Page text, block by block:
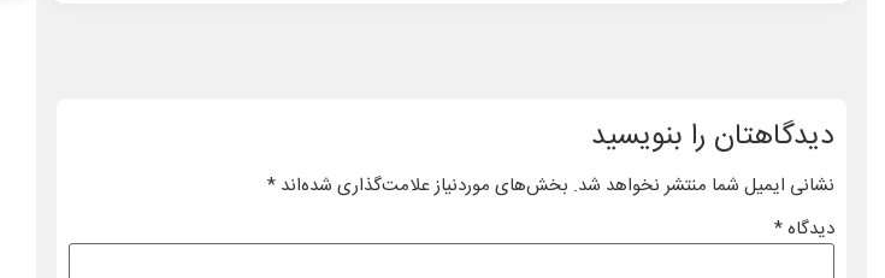
دیدگاهتان را بنویسید
نشانی ایمیل شما منتشر نخواهد شد. بخش‌های موردنیاز علامت‌گذاری شده‌اند*
دیدگاه*